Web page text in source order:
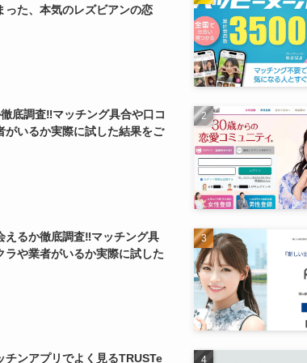
った、本気のレズビアンの恋
底調査‼マッチング具合や口コ
がいるか実際に試した結果をご
えるか徹底調査‼マッチング具
ラや業者がいるか実際に試した
チンアプリでよく見るTRUSTe